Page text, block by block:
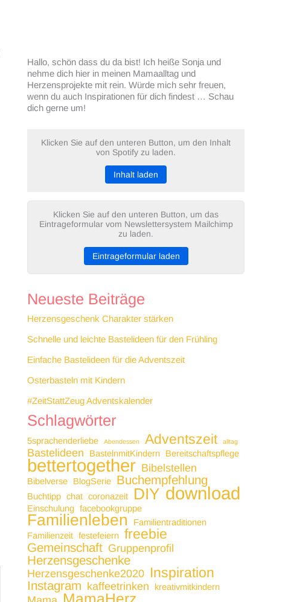
Hallo, schön dass du da bist! Ich heiße Sonja und
nehme dich hier in meinen Mamaalltag und
Herzensprojekte mit rein. Würde mich sehr freuen,
wenn du auch Inspirationen für dich findest … Schau
dich gerne um!
Klicken Sie auf den unteren Button, um den Inhalt
von Spotify zu laden.
Inhalt laden
Klicken Sie auf den unteren Button, um das
Eintrageformular vom Newslettersystem Mailchimp
zu laden.
Eintrageformular laden
Neueste Beiträge
Herzensgeschenk Charakter stärken
Schnelle und leichte Bastelideen für den Frühling
Einfache Bastelideen für die Adventszeit
Osterbasteln mit Kindern
#ZeitStattZeug Adventskalender
Schlagwörter
5sprachenderliebe Abendessen Adventszeit alltag
Bastelideen BastelnmitKindern Bereitschaftspflege
bettertogether Bibelstellen
Bibelverse BlogSerie Buchempfehlung
Buchtipp chat coronazeit DIY download
Einschulung facebookgruppe
Familienleben
Familientraditionen
Familienzeit festefeiern freebie
Gemeinschaft Gruppenprofil
Herzensgeschenke
Herzensgeschenke2020 Inspiration
Instagram kaffeetrinken kreativmitkindern